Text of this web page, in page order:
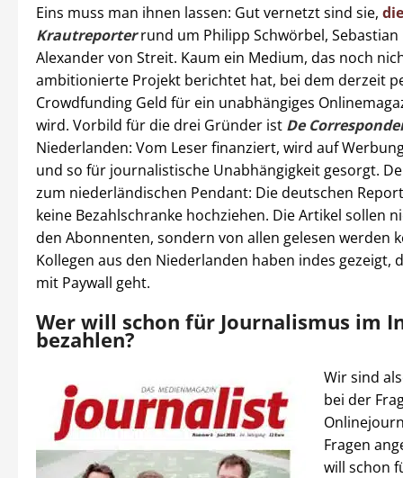
Eins muss man ihnen lassen: Gut vernetzt sind sie, die
Krautreporterrund um Philipp Schwörbel, Sebastian
Alexander von Streit. Kaum ein Medium, das noch
ambitionierte Projekt berichtet hat, bei dem derzeit
Crowdfunding Geld für ein unabhängiges
wird. Vorbild für die drei Gründer ist De
Niederlanden: Vom Leser finanziert, wird auf
und so für journalistische Unabhängigkeit gesorgt.
zum niederländischen Pendant: Die deutschen
keine Bezahlschranke hochziehen. Die Artikel sollen
den Abonnenten, sondern von allen gelesen werden
Kollegen aus den Niederlanden haben indes gezeigt,
mit Paywall geht.
Wer will schon für Journalismus im
bezahlen?
Wir sind
bei der
Fragen
will schon